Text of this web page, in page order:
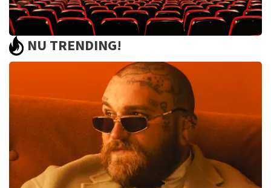
Saturday Night Fever
reviews
NU TRENDING!